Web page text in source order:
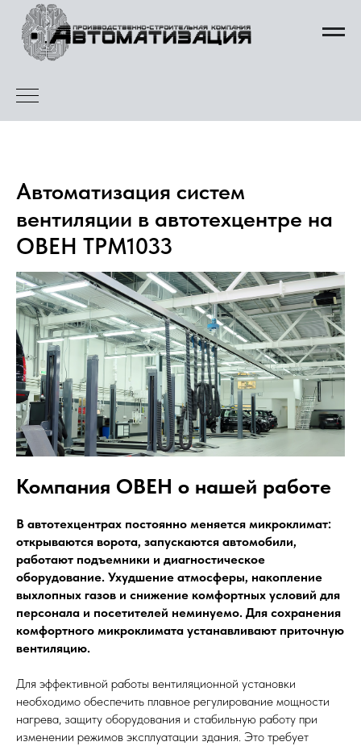
Автоматизация систем
вентиляции в автотехцентре на
ОВЕН ТРМ1033
Компания ОВЕН о нашей работе
В автотехцентрах постоянно меняется микроклимат:
открываются ворота, запускаются автомобили,
работают подъемники и диагностическое
оборудование. Ухудшение атмосферы, накопление
выхлопных газов и снижение комфортных условий для
персонала и посетителей неминуемо. Для сохранения
комфортного микроклимата устанавливают приточную
вентиляцию.
Для эффективной работы вентиляционной установки
необходимо обеспечить плавное регулирование мощности
нагрева, защиту оборудования и стабильную работу при
изменении режимов эксплуатации здания. Это требует